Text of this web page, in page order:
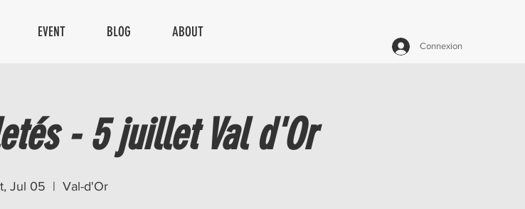
EVENT BLOG ABOUT
Connexion
- 5 juillet Val d'Or
Jul 05
  |
Val-d'Or